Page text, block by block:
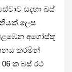
සදහා බස්
ලෙස
අගෝස්තු
කරමින්
ක බස් රථ